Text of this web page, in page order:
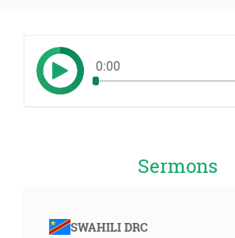
0:00
Sermons
SWAHILI DRC